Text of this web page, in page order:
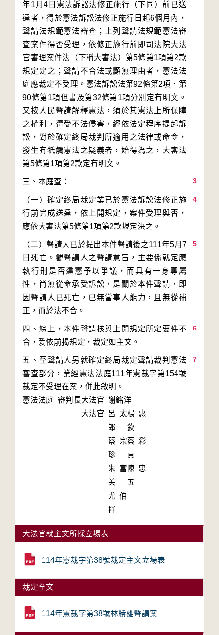
年1月4日憲法訴訟法修正施行（下同）前已送
達者，得於憲法訴訟法修正施行日起6個月內，
聲請法規範憲法審查；上列聲請法規範憲法審
查案件得否受理，依修正施行前即司法院大法
官審理案件法（下稱大審法）第5條第1項第2款
規定定之；聲請不合法或顯無理由者，憲法法
庭應裁定不受理。憲法訴訟法第92條第2項、第
90條第1項但書及第32條第1項分別定有明文。
又按人民聲請解釋憲法，須於其憲法上所保障
之權利，遭受不法侵害，經依法定程序提起訴
訟，對於確定終局裁判所適用之法律或命令，
發生有牴觸憲法之疑義者，始得為之，大審法
3
4
（一）確定終局裁定業已於憲法訴訟法修正施
行前完成送達，依上開規定，案件受理與否，
5
（二）聲請人已於提出本件聲請後之111年5月7
日死亡。觀聲請人之聲請意旨，主要係就定應
執行刑是否違憲予以爭議，而具有一身專屬
性，尚無從命承受訴訟，是關於本件聲請，即
因聲請人已死亡，已無當事人能力，且無從補
6
四、綜上，本件聲請核與上開規定所定要件不
7
五、至聲請人另就確定終局裁定聲請裁判憲法
審查部分，業經憲法法庭111年憲裁字第154號
裁定不受理在案，併此敘明。
憲法法庭 審判長大法官 謝銘洋
大法官 呂太
郎
楊惠
欽
蔡宗
珍
蔡彩
貞
朱富
美
陳忠
五
尤伯
祥
大法官就主文所採立場表
114年憲裁字第38號裁定主文立場表
裁定全文
114年憲裁字第38號林勝雄聲請案